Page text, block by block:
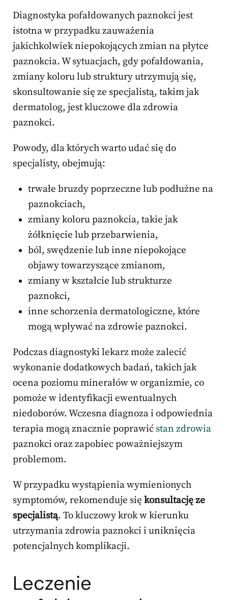
Diagnostyka pofałdowanych paznokci jest
istotna w przypadku zauważenia
jakichkolwiek niepokojących zmian na płytce
paznokcia. W sytuacjach, gdy pofałdowania,
zmiany koloru lub struktury utrzymują się,
skonsultowanie się ze specjalistą, takim jak
dermatolog, jest kluczowe dla zdrowia
paznokci.
Powody, dla których warto udać się do
specjalisty, obejmują:
trwałe bruzdy poprzeczne lub podłużne na
paznokciach,
zmiany koloru paznokcia, takie jak
żółknięcie lub przebarwienia,
ból, swędzenie lub inne niepokojące
objawy towarzyszące zmianom,
zmiany w kształcie lub strukturze
paznokci,
inne schorzenia dermatologiczne, które
mogą wpływać na zdrowie paznokci.
Podczas diagnostyki lekarz może zalecić
wykonanie dodatkowych badań, takich jak
ocena poziomu minerałów w organizmie, co
pomoże w identyfikacji ewentualnych
niedoborów. Wczesna diagnoza i odpowiednia
terapia mogą znacznie poprawić stan zdrowia
paznokci oraz zapobiec poważniejszym
problemom.
W przypadku wystąpienia wymienionych
symptomów, rekomenduje się konsultację ze
specjalistą. To kluczowy krok w kierunku
utrzymania zdrowia paznokci i uniknięcia
potencjalnych komplikacji.
Leczenie